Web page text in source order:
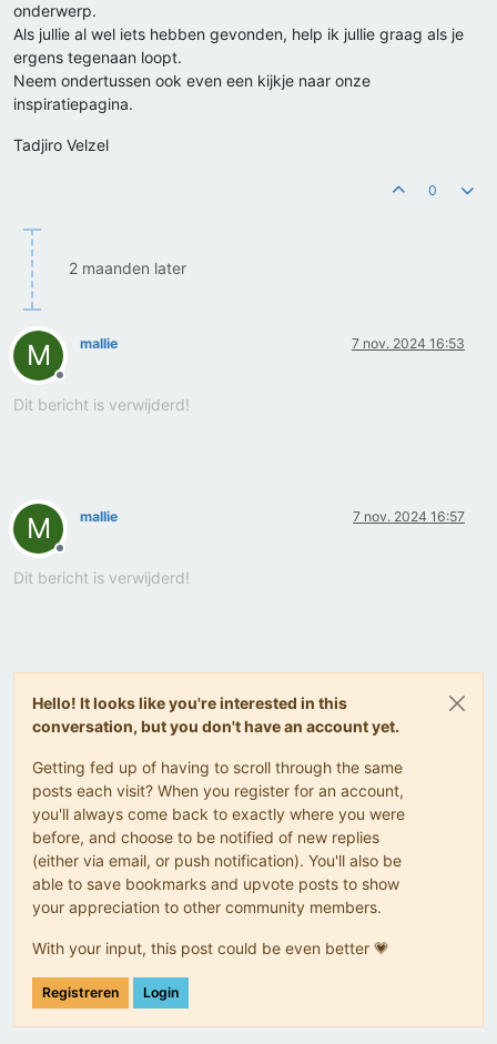
onderwerp.
Als jullie al wel iets hebben gevonden, help ik jullie graag als je
ergens tegenaan loopt.
Neem ondertussen ook even een kijkje naar onze
inspiratiepagina.
Tadjiro Velzel
0
2 maanden later
M
Offline
mallie 7 nov. 2024 16:53
Dit bericht is verwijderd!
M
Offline
mallie 7 nov. 2024 16:57
Dit bericht is verwijderd!
Hello! It looks like you're interested in this
conversation, but you don't have an account yet.
Getting fed up of having to scroll through the same
posts each visit? When you register for an account,
you'll always come back to exactly where you were
before, and choose to be notified of new replies
(either via email, or push notification). You'll also be
able to save bookmarks and upvote posts to show
your appreciation to other community members.
With your input, this post could be even better 💗
Registreren Login